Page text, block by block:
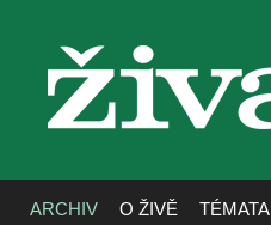
živa
ARCHIV O ŽIVĚ TÉMATA